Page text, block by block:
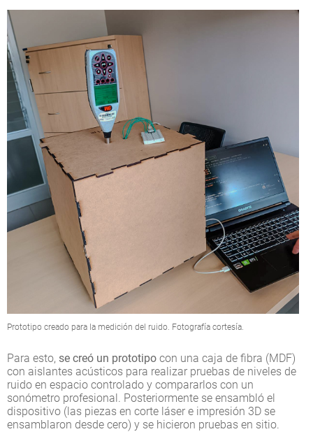
Prototipo creado para la medición del ruido. Fotografía cortesía.
Para esto, se creó un prototipo con una caja de fibra (MDF)
con aislantes acústicos para realizar pruebas de niveles de
ruido en espacio controlado y compararlos con un
sonómetro profesional. Posteriormente se ensambló el
dispositivo (las piezas en corte láser e impresión 3D se
ensamblaron desde cero) y se hicieron pruebas en sitio.